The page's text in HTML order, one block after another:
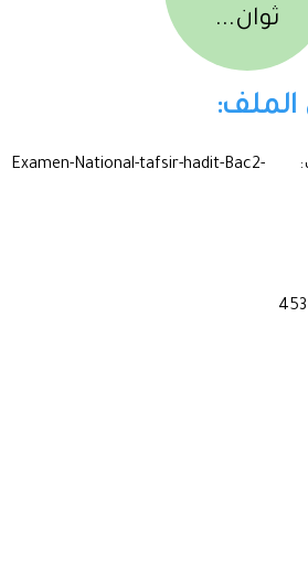
ثوان...
✓ اسم الملف: Examen-National-tafsir-hadit-Bac2-